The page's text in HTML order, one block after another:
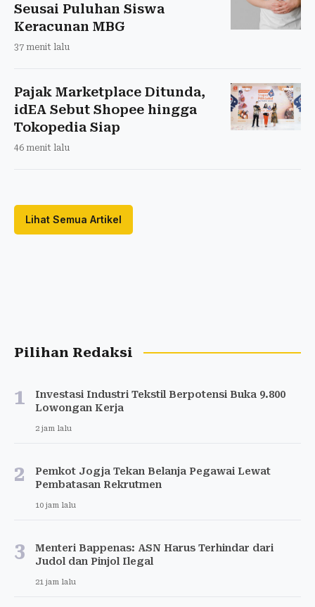
Seusai Puluhan Siswa
Keracunan MBG
37 menit lalu
Pajak Marketplace Ditunda,
idEA Sebut Shopee hingga
Tokopedia Siap
46 menit lalu
Lihat Semua Artikel
Pilihan Redaksi
1
Investasi Industri Tekstil Berpotensi Buka 9.800
Lowongan Kerja
2 jam lalu
2
Pemkot Jogja Tekan Belanja Pegawai Lewat
Pembatasan Rekrutmen
10 jam lalu
3
Menteri Bappenas: ASN Harus Terhindar dari
Judol dan Pinjol Ilegal
21 jam lalu